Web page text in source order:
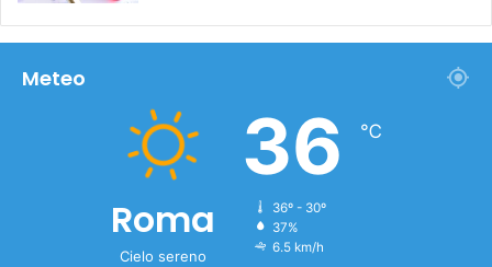
Meteo
Roma
Cielo sereno
36 ℃
36º - 30º
37%
6.5 km/h